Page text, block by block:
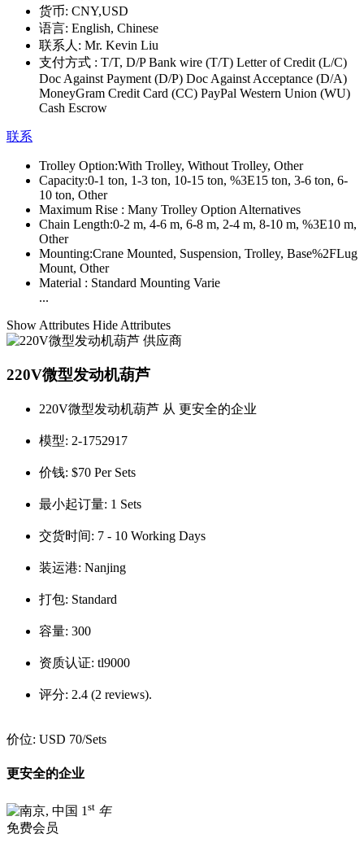
货币: CNY,USD
语言: English, Chinese
联系人: Mr. Kevin Liu
支付方式 : T/T, D/P Bank wire (T/T) Letter of Credit (L/C)
Doc Against Payment (D/P) Doc Against Acceptance (D/A)
MoneyGram Credit Card (CC) PayPal Western Union (WU)
Cash Escrow
联系
Trolley Option:With Trolley, Without Trolley, Other
Capacity:0-1 ton, 1-3 ton, 10-15 ton, %3E15 ton, 3-6 ton, 6-
10 ton, Other
Maximum Rise : Many Trolley Option Alternatives
Chain Length:0-2 m, 4-6 m, 6-8 m, 2-4 m, 8-10 m, %3E10 m,
Other
Mounting:Crane Mounted, Suspension, Trolley, Base%2FLug
Mount, Other
Material : Standard Mounting Varie
...
Show Attributes Hide Attributes
220V微型发动机葫芦
220V微型发动机葫芦 从 更安全的企业
模型: 2-1752917
价钱: $70 Per Sets
最小起订量: 1 Sets
交货时间: 7 - 10 Working Days
装运港: Nanjing
打包: Standard
容量: 300
资质认证: tl9000
评分: 2.4 (2 reviews).
价位: USD 70/Sets
更安全的企业
1 st 年
免费会员